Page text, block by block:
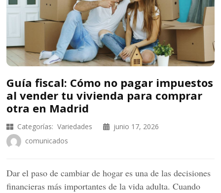
Guía fiscal: Cómo no pagar impuestos
al vender tu vivienda para comprar
otra en Madrid
Categorías: Variedades
junio 17, 2026
comunicados
Dar el paso de cambiar de hogar es una de las decisiones
financieras más importantes de la vida adulta. Cuando